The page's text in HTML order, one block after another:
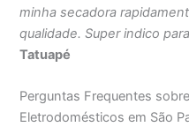
minha secadora
qualidade. Super indico
Tatuapé
Perguntas Frequentes
Eletrodomésticos em São